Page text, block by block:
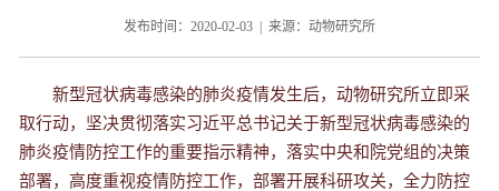
发布时间：2020-02-03 | 来源：动物研究所
新型冠状病毒感染的肺炎疫情发生后，动物研究所立即采
取行动，坚决贯彻落实习近平总书记关于新型冠状病毒感染的
肺炎疫情防控工作的重要指示精神，落实中央和院党组的决策
部署，高度重视疫情防控工作，部署开展科研攻关，全力防控